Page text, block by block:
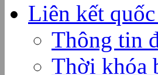
Liên kết
Thông tin
Thời khóa